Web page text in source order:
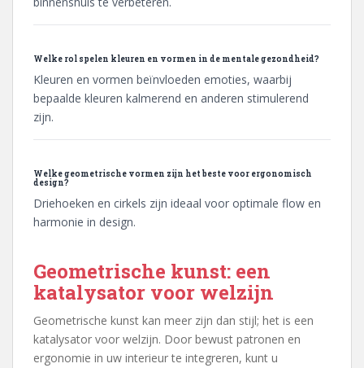
Welke rol spelen kleuren en vormen in de mentale gezondheid?
Kleuren en vormen beïnvloeden emoties, waarbij
bepaalde kleuren kalmerend en anderen stimulerend
zijn.
Welke geometrische vormen zijn het beste voor ergonomisch
design?
Driehoeken en cirkels zijn ideaal voor optimale flow en
harmonie in design.
Geometrische kunst: een
katalysator voor welzijn
Geometrische kunst kan meer zijn dan stijl; het is een
katalysator voor welzijn. Door bewust patronen en
ergonomie in uw interieur te integreren, kunt u